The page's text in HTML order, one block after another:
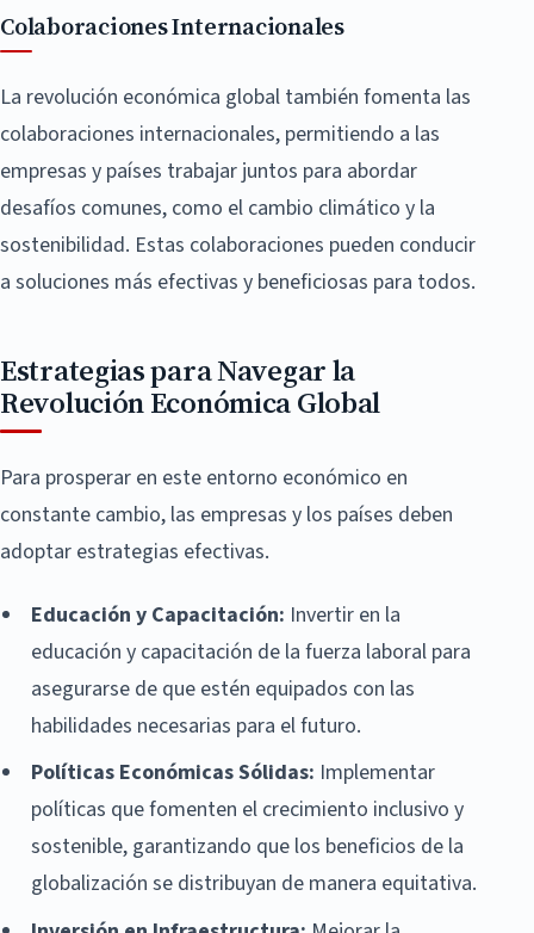
Colaboraciones Internacionales
La revolución económica global también fomenta las
colaboraciones internacionales, permitiendo a las
empresas y países trabajar juntos para abordar
desafíos comunes, como el cambio climático y la
sostenibilidad. Estas colaboraciones pueden conducir
a soluciones más efectivas y beneficiosas para todos.
Estrategias para Navegar la
Revolución Económica Global
Para prosperar en este entorno económico en
constante cambio, las empresas y los países deben
adoptar estrategias efectivas.
Educación y Capacitación: Invertir en la
educación y capacitación de la fuerza laboral para
asegurarse de que estén equipados con las
habilidades necesarias para el futuro.
Políticas Económicas Sólidas: Implementar
políticas que fomenten el crecimiento inclusivo y
sostenible, garantizando que los beneficios de la
globalización se distribuyan de manera equitativa.